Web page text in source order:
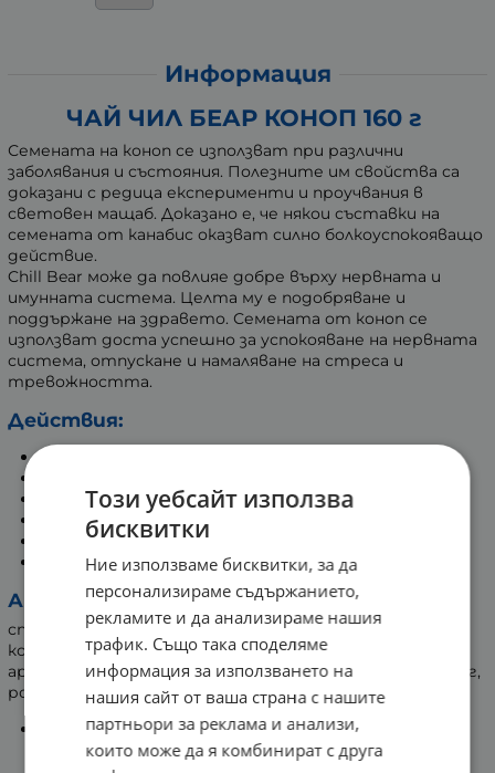
Информация
ЧАЙ ЧИЛ БЕАР КОНОП 160 г
Семената на коноп се използват при различни
заболявания и състояния. Полезните им свойства са
доказани с редица експерименти и проучвания в
световен мащаб. Доказано е, че някои съставки на
семената от канабис оказват силно болкоуспокояващо
действие.
Chill Bear може да повлияе добре върху нервната и
имунната система. Целта му е подобряване и
поддържане на здравето. Семената от коноп се
използват доста успешно за успокояване на нервната
система, отпускане и намаляване на стреса и
тревожността.
Действия:
Намалява стреса, тревожността и безсънието.
Оказва антиоксидантно действие.
Богат на витамини и минерали.
Няма психоактивно действие.
100% натурална веган формула.
Активни съставки:
спеарминт, босилек, маточина, джинджифил, сладък
корен, портокалови кори, конопено семе, натурален
ароматизант - портокал, конопено семе, куркума, глог,
розова метличина, карамфил, резене, валериана.
Спеарминт (сладка мента)- Етеричното масло
от спеарминт подпомага храносмилането и има
Този уебсайт използва
бисквитки
Ние използваме бисквитки, за да
персонализираме съдържанието,
рекламите и да анализираме нашия
трафик. Също така споделяме
информация за използването на
нашия сайт от ваша страна с нашите
партньори за реклама и анализи,
които може да я комбинират с друга